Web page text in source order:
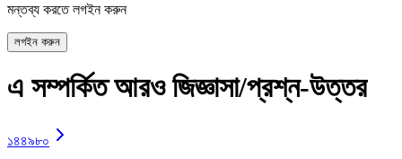
মন্তব্য করতে লগইন করুন
লগইন করুন
এ সম্পর্কিত আরও জিজ্ঞাসা/প্রশ্ন-উত্তর
১৪৪৯৮০